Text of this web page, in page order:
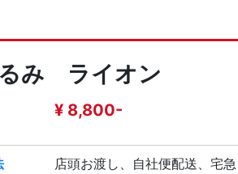
み ライオン
¥ 8,800-
店頭お渡し、自社便配送、宅急